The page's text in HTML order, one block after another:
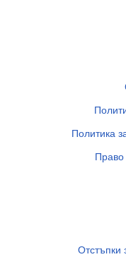
Политика
Право
Отстъпки